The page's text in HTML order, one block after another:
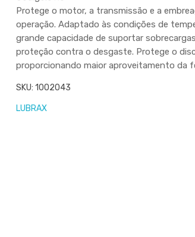
Protege o motor, a transmissão e a
operação. Adaptado às condições de
grande capacidade de suportar
proteção contra o desgaste. Protege o
proporcionando maior aproveitamento da
SKU:1002043
LUBRAX